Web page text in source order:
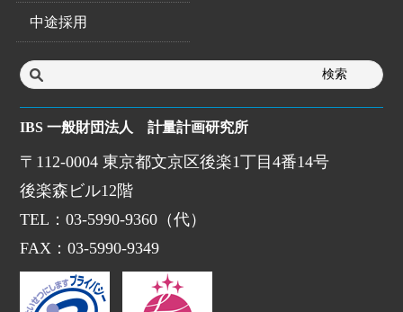
中途採用
IBS 一般財団法人 計量計画研究所
〒112-0004 東京都文京区後楽1丁目4番14号
後楽森ビル12階
TEL：03-5990-9360（代）
FAX：03-5990-9349